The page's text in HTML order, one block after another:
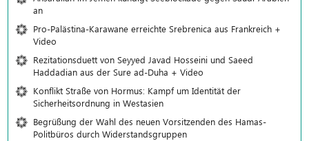
an
Pro-Palästina-Karawane erreichte Srebrenica aus Frankreich +
Video
Rezitationsduett von Seyyed Javad Hosseini und Saeed
Haddadian aus der Sure ad-Duha + Video
Konflikt Straße von Hormus: Kampf um Identität der
Sicherheitsordnung in Westasien
Begrüßung der Wahl des neuen Vorsitzenden des Hamas-
Politbüros durch Widerstandsgruppen